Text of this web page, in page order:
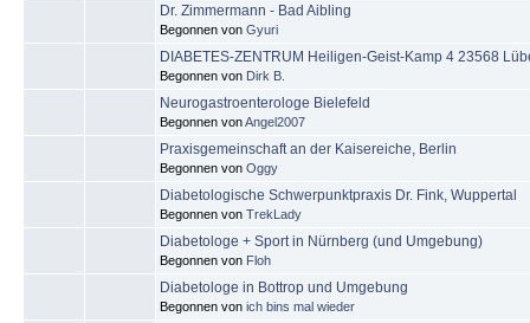
Dr. Zimmermann - Bad Aibling
Begonnen von Gyuri
DIABETES-ZENTRUM Heiligen-Geist-Kamp 4 23568
Begonnen von Dirk B.
Neurogastroenterologe Bielefeld
Begonnen vonAngel2007
Praxisgemeinschaft an der Kaisereiche, Berlin
Begonnen von Oggy
Diabetologische Schwerpunktpraxis Dr. Fink, Wuppertal
Begonnen von TrekLady
Diabetologe + Sport in Nürnberg (und Umgebung)
Begonnen von Floh
Diabetologe in Bottrop und Umgebung
Begonnen von ich bins mal wieder